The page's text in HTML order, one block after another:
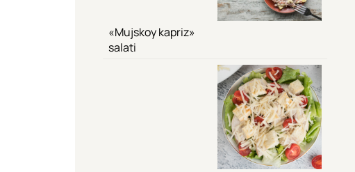
«Mujskoy kapriz»
salati